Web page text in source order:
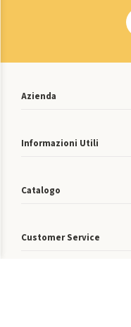
Azienda
Informazioni Utili
Catalogo
Customer Service